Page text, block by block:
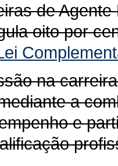
de
oito por
na
a
e